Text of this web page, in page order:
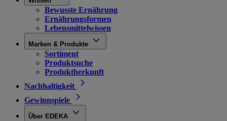
Bewusste Ernährung
Ernährungsformen
Lebensmittelwissen
Marken & Produkte
Sortiment
Produktsuche
Produktherkunft
Nachhaltigkeit
Gewinnspiele
Über EDEKA